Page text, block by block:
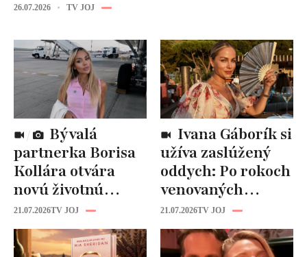
26.07.2026 TV JOJ
partnerka Borisa
Kollára otvára
novú životnú
kapitolu: Laura
Vizváryová ide
pomáhať ženám
21.07.2026TV JOJ
užíva zaslúžený
oddych: Po rokoch
venovaných
rodine prišiel čas
na seba
21.07.2026TV JOJ